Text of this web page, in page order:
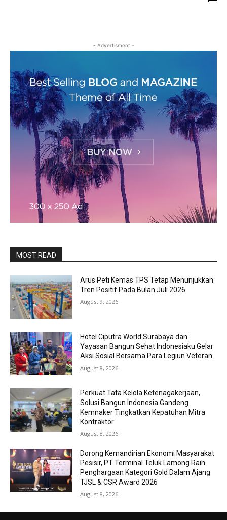
- Advertisment -
MOST READ
Arus Peti Kemas TPS Tetap Menunjukkan
Tren Positif Pada Bulan Juli 2026
August 9, 2026
Hotel Ciputra World Surabaya dan
Yayasan Bangun Sehat Indonesiaku Gelar
Aksi Sosial Bersama Para Legiun Veteran
August 8, 2026
Perkuat Tata Kelola Ketenagakerjaan,
Solusi Bangun Indonesia Gandeng
Kemnaker Tingkatkan Kepatuhan Mitra
Kontraktor
August 8, 2026
Dorong Kemandirian Ekonomi Masyarakat
Pesisir, PT Terminal Teluk Lamong Raih
Penghargaan Kategori Gold Dalam Ajang
TJSL & CSR Award 2026
August 8, 2026